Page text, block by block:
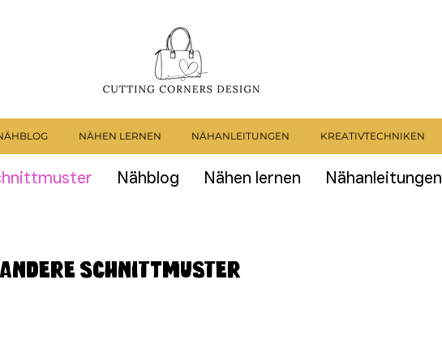
NÄHEN LERNEN NÄHANLEITUNGEN KREATIVTECHNIKEN
Nähblog Nähen lernen Nähanleitungen
Andere Schnittmuster